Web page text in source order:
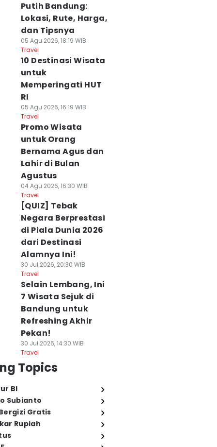
Putih Bandung:
Lokasi, Rute, Harga,
dan Tipsnya
05 Agu 2026, 18:19 WIB
Travel
10 Destinasi Wisata
untuk
Memperingati HUT
RI
05 Agu 2026, 16:19 WIB
Travel
Promo Wisata
untuk Orang
Bernama Agus dan
Lahir di Bulan
Agustus
04 Agu 2026, 16:30 WIB
Travel
[QUIZ] Tebak
Negara Berprestasi
di Piala Dunia 2026
dari Destinasi
Alamnya Ini!
30 Jul 2026, 20:30 WIB
Travel
Selain Lembang, Ini
7 Wisata Sejuk di
Bandung untuk
Refreshing Akhir
Pekan!
30 Jul 2026, 14:30 WIB
Travel
Topics
BI
Subianto
Gratis
Rupiah